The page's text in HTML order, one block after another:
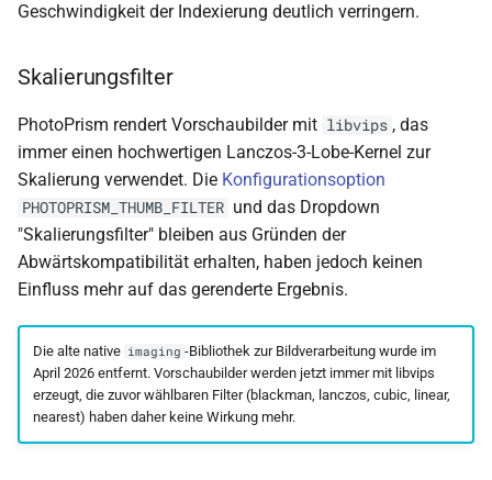
Geschwindigkeit der Indexierung deutlich verringern.
Skalierungsfilter
PhotoPrism rendert Vorschaubilder mit libvips , das
immer einen hochwertigen Lanczos-3-Lobe-Kernel zur
Skalierung verwendet. Die Konfigurationsoption
PHOTOPRISM_THUMB_FILTER und das Dropdown
"Skalierungsfilter" bleiben aus Gründen der
Abwärtskompatibilität erhalten, haben jedoch keinen
Einfluss mehr auf das gerenderte Ergebnis.
Die alte native imaging -Bibliothek zur Bildverarbeitung wurde im
April 2026 entfernt. Vorschaubilder werden jetzt immer mit libvips
erzeugt, die zuvor wählbaren Filter (blackman, lanczos, cubic, linear,
nearest) haben daher keine Wirkung mehr.